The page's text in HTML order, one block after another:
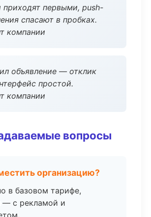
приходят первыми, push-
спасают в пробках.
компании
объявление — отклик
простой.
компании
вопросы
организацию?
в базовом тарифе,
— с рекламой и